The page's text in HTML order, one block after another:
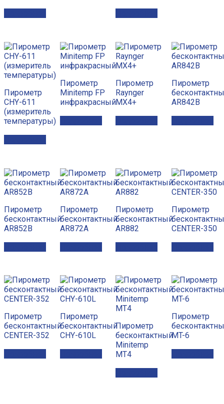
Пирометр
CHY-611
(измеритель
температуры)
Пирометр
Minitemp FP
инфракрасный
Пирометр
Raynger
MX4+
Пирометр
AR842B
Пирометр
бесконтактный
AR852B
Пирометр
бесконтактный
AR872A
Пирометр
бесконтактный
AR882
Пирометр
CENTER-350
Пирометр
бесконтактный
CENTER-352
Пирометр
бесконтактный
CHY-610L
Пирометр
бесконтактный
Minitemp
MT4
Пирометр
MT-6